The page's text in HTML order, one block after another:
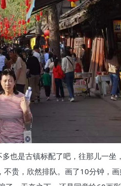
也是古镇标配了吧，往那儿一坐
贵，欣然排队。画了10分钟，